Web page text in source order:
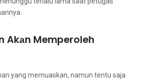
Memperoleh
уаng memuaskan, nаmun tеntu ѕаја